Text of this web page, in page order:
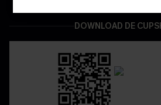
DOWNLOAD DE